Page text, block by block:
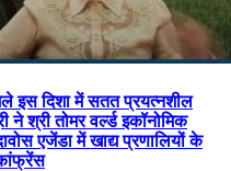
इस दिशा में सतत प्रयत्नशील
ने श्री तोमर वर्ल्ड इकॉनोमिक
एजेंडा में खाद्य प्रणालियों के